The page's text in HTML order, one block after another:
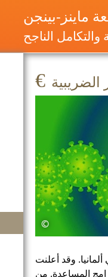
ماينز-بينجن
الناجح
€ الضريبية
©
وقد أعلنت
المساعدة. من